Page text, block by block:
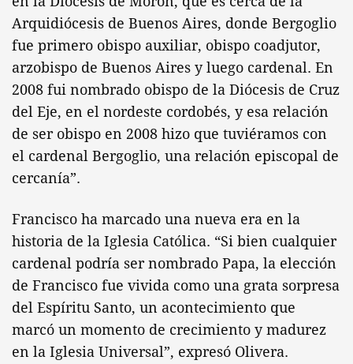
Arquidiócesis de Buenos Aires, donde Bergoglio
fue primero obispo auxiliar, obispo coadjutor,
arzobispo de Buenos Aires y luego cardenal. En
2008 fui nombrado obispo de la Diócesis de Cruz
del Eje, en el nordeste cordobés, y esa relación
de ser obispo en 2008 hizo que tuviéramos con
el cardenal Bergoglio, una relación episcopal de
cercanía”.
Francisco ha marcado una nueva era en la
historia de la Iglesia Católica. “Si bien cualquier
cardenal podría ser nombrado Papa, la elección
de Francisco fue vivida como una grata sorpresa
del Espíritu Santo, un acontecimiento que
marcó un momento de crecimiento y madurez
en la Iglesia Universal”, expresó Olivera.